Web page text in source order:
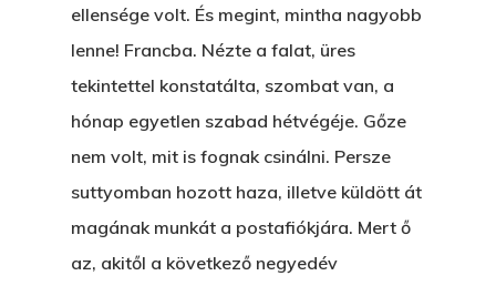
ellensége volt. És megint, mintha nagyobb
lenne! Francba. Nézte a falat, üres
tekintettel konstatálta, szombat van, a
hónap egyetlen szabad hétvégéje. Gőze
nem volt, mit is fognak csinálni. Persze
suttyomban hozott haza, illetve küldött át
magának munkát a postafiókjára. Mert ő
az, akitől a következő negyedév